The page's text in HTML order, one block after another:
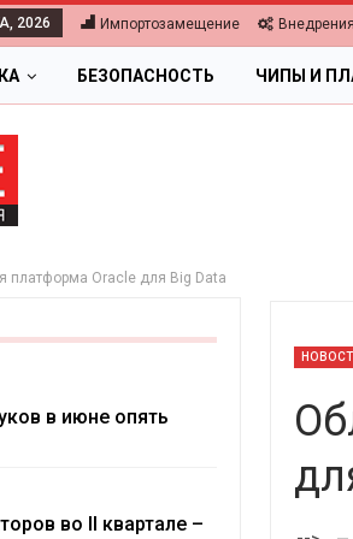
2026 Импортозамещение Внедрения
БЕЗОПАСНОСТЬ ЧИПЫ И
платформа Oracle для Big Data
в июне опять
во II квартале –
Цифровая экономика 2026.